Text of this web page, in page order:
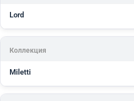
Lord
Коллекция
Miletti